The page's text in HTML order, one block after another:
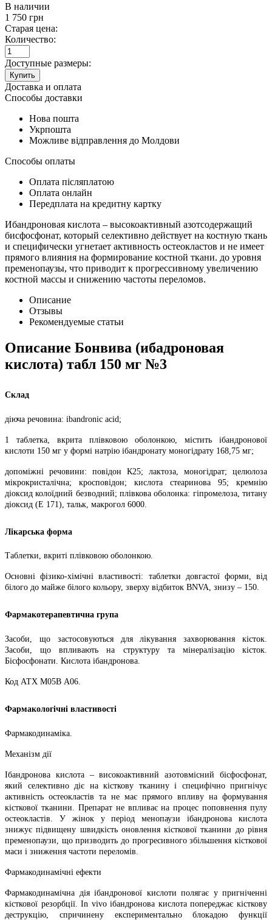
В наличии
1 750 грн
Старая цена:
Количество:
Доступные размеры:
Купить
Доставка и оплата
Способы доставки
Нова пошта
Укрпошта
Можливе відправлення до Молдови
Способы оплаты
Оплата післяплатою
Оплата онлайн
Передплата на кредитну картку
Ибандроновая кислота – высокоактивный азотсодержащий
бисфосфонат, который селективно действует на костную ткань
и специфически угнетает активность остеокластов и не имеет
прямого влияния на формирование костной ткани. до уровня
пременопаузы, что приводит к прогрессивному увеличению
костной массы и снижению частоты переломов.
Описание
Отзывы
Рекомендуемые статьи
Описание Бонвива (ибадроновая
кислота) табл 150 мг №3
Склад
діюча речовина: ibandronic acid;
1 таблетка, вкрита плівковою оболонкою, містить ібандронової
кислоти 150 мг у формі натрію ібандронату моногідрату 168,75 мг;
допоміжні речовини: повідон К25; лактоза, моногідрат; целюлоза
мікрокристалічна; кросповідон; кислота стеаринова 95; кремнію
діоксид колоїдний безводний; плівкова оболонка: гіпромелоза, титану
діоксид (Е 171), тальк, макрогол 6000.
Лікарська форма
Таблетки, вкриті плівковою оболонкою.
Основні фізико-хімічні властивості: таблетки довгастої форми, від
білого до майже білого кольору, зверху відбиток BNVA, знизу – 150.
Фармакотерапевтична група
Засоби, що застосовуються для лікування захворювання кісток.
Засоби, що впливають на структуру та мінералізацію кісток.
Бісфосфонати. Кислота ібандронова.
Код АТХ М05В А06.
Фармакологічні властивості
Фармакодинаміка.
Механізм дії
Ібандронова кислота – високоактивний азотовмісний бісфосфонат,
який селективно діє на кісткову тканину і специфічно пригнічує
активність остеокластів та не має прямого впливу на формування
кісткової тканини. Препарат не впливає на процес поповнення пулу
остеокластів. У жінок у період менопаузи ібандронова кислота
знижує підвищену швидкість оновлення кісткової тканини до рівня
пременопаузи, що призводить до прогресивного збільшення кісткової
маси і зниження частоти переломів.
Фармакодинамічні ефекти
Фармакодинамічна дія ібандронової кислоти полягає у пригніченні
кісткової резорбції. Іn vivo ібандронова кислота попереджає кісткову
деструкцію, спричинену експериментально блокадою функції